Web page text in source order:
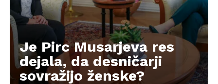
Je Pirc Musarjeva res
dejala, da desničarji
sovražijo ženske?